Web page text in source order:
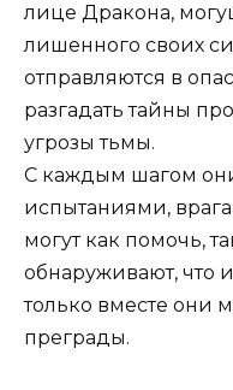
лице Дракона,
лишенного своих
отправляются в
разгадать тайны
угрозы тьмы.
С каждым шагом
испытаниями,
могут как помочь,
обнаруживают, что
только вместе они
преграды.